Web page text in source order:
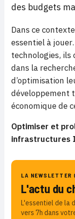
des budgets
Dans ce
essentiel à
technologies, ils
dans la
d’optimisation
développement
économique de
Optimiser et
infrastructures
LA NEWSLETTER
L'actu du
L'essentiel de la
vers 7h dans